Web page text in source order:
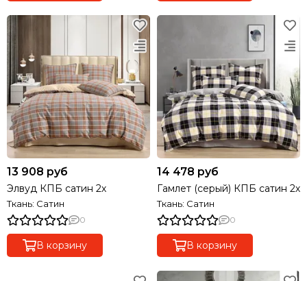
13 908 руб
Элвуд КПБ сатин 2х
Ткань: Сатин
0
В корзину
14 478 руб
Гамлет (серый) КПБ сатин 2х
Ткань: Сатин
0
В корзину